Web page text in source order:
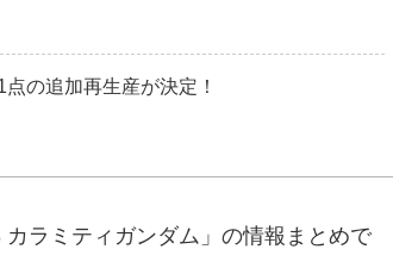
の追加再生産が決定！
ラミティガンダム」の情報まとめで